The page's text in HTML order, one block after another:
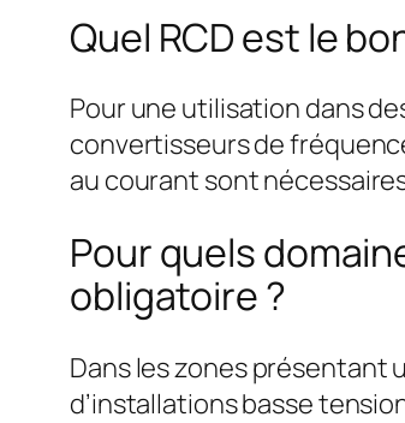
Quel RCD est le
Pour une utilisation dans
convertisseurs de
au courant sont
Pour quels
obligatoire ?
Dans les zones présentant
d’installations basse